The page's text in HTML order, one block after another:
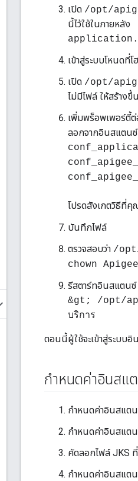
เปิด /opt/
นี้ไว้ใช้ในภายหลัง
เข้าสู่ระบบโหนดที่
เปิด /opt/
ไม่มีไฟล์ ให้สร้างขึ้
เพิ่มพร็อพเพอร์ตี้ต่
ลอกจากอินสแตนซ์
conf_apigee_
conf_apigee_
โปรดสังเกตวิธีที่คุ
บันทึกไฟล์
ตรวจสอบว่า /
chown
รีสตาร์ทอินสแตนซ์
&gt; /opt/
บริการ
ตอนนี้ผู้ใช้จะเข้าสู่ระบบอิ
กำหนดค่าอินสแ
กำหนดค่าอินสแตน
กำหนดค่าอินสแตน
คัดลอกไฟล์ JKS
กำหนดค่าอินสแตน